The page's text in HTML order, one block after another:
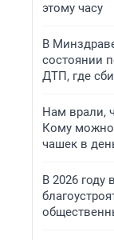
этому часу
В
состоянии
ДТП, где
Нам врали,
Кому можно
чашек в
В 2026 году